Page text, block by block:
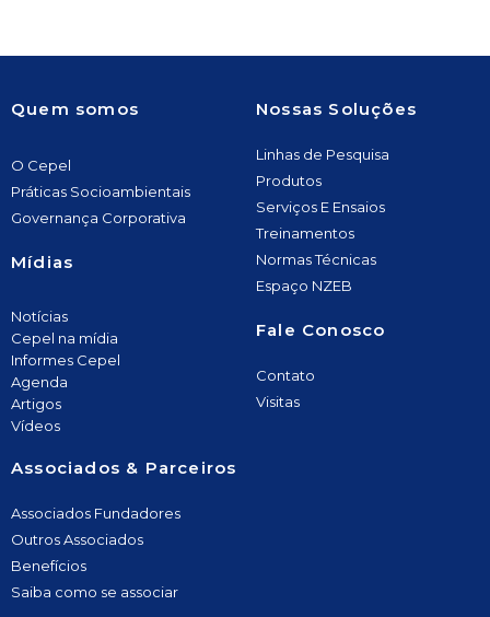
Quem somos
O Cepel
Práticas Socioambientais
Governança Corporativa
Mídias
Notícias
Cepel na mídia
Informes Cepel
Agenda
Artigos
Vídeos
Nossas Soluções
Linhas de Pesquisa
Produtos
Serviços E Ensaios
Treinamentos
Normas Técnicas
Espaço NZEB
Fale Conosco
Contato
Visitas
Associados & Parceiros
Associados Fundadores
Outros Associados
Benefícios
Saiba como se associar